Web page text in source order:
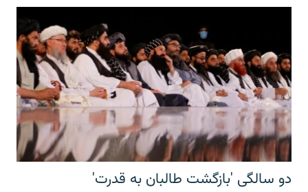
دو سالگی 'بازگشت طالبان به قدرت'